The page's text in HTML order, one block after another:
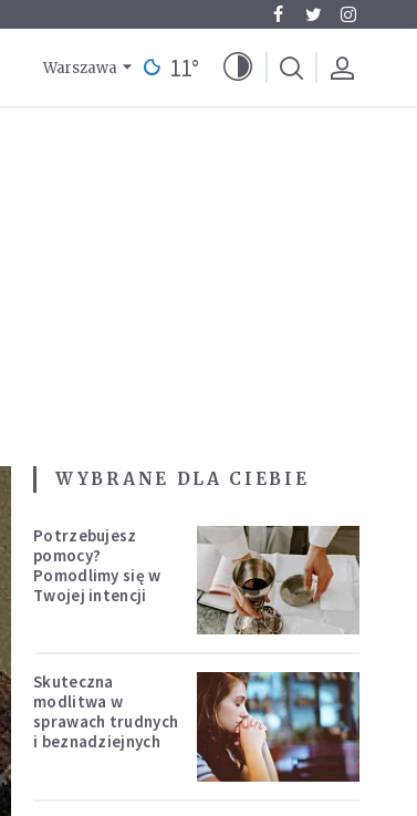
Warszawa 11°
WYBRANE DLA CIEBIE
Potrzebujesz
pomocy?
Pomodlimy się w
Twojej intencji
Skuteczna
modlitwa w
sprawach trudnych
i beznadziejnych